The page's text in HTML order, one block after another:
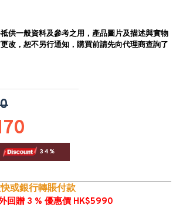
供一般資料及參考之用，產品圖片及描述與實物
改，恕不另行通知，購買前請先向代理商查詢了
34%
或銀行轉賬付款
回贈 3 % 優惠價 HK$5990